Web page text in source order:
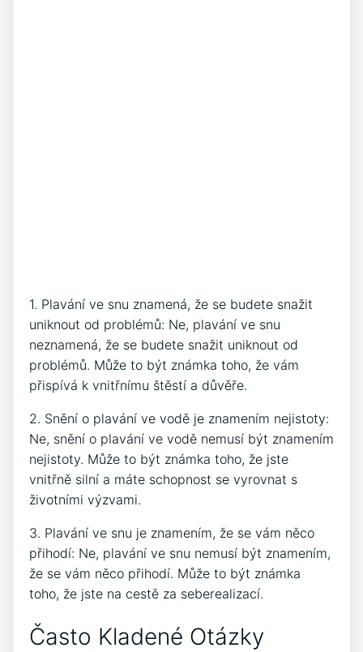
1. Plavání ve snu znamená, že se budete snažit
uniknout od problémů: Ne, plavání ve snu
neznamená, že se budete snažit uniknout od
problémů. Může to být známka toho, že vám
přispívá k vnitřnímu štěstí a důvěře.
2. Snění o plavání ve vodě je znamením nejistoty:
Ne, snění o plavání ve vodě nemusí být znamením
nejistoty. Může to být známka toho, že jste
vnitřně silní a máte schopnost se vyrovnat s
životními výzvami.
3. Plavání ve snu je znamením, že se vám něco
přihodí: Ne, plavání ve snu nemusí být znamením,
že se vám něco přihodí. Může to být známka
toho, že jste na cestě za seberealizací.
Často Kladené Otázky